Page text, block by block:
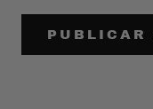
PUBLICAR